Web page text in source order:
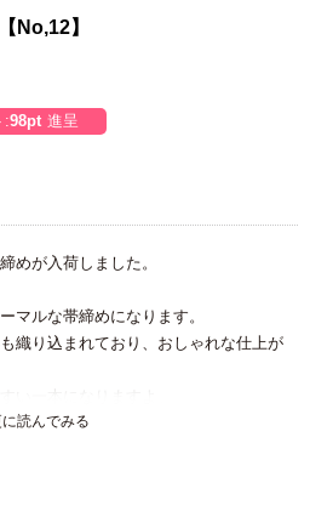
No,12】
:98pt 進呈
めが入荷しました。
マルな帯締めになります。
織り込まれており、おしゃれな仕上が
い一本になりますよ。
読んでみる